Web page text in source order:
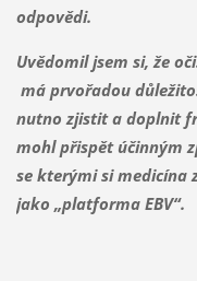
odpovědi.
Uvědomil jsem si, že
má prvořadou
nutno zjistit a doplnit
mohl přispět účinným
se kterými si medicína
jako „platforma EBV“.